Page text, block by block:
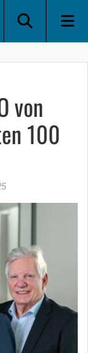
von
100